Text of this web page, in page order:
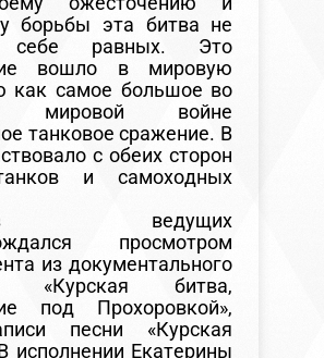
борьбы эта битва не
себе равных. Это
вошло в мировую
как самое большое во
мировой войне
танковое сражение. В
с обеих сторон
и самоходных
ведущих
просмотром
из документального
«Курская битва,
под Прохоровкой»,
песни «Курская
исполнении Екатерины